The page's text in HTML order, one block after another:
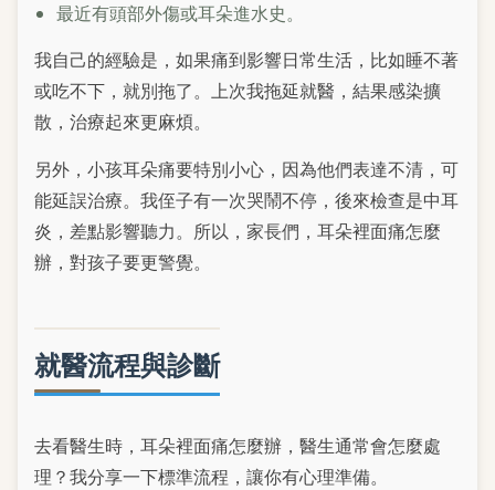
最近有頭部外傷或耳朵進水史。
我自己的經驗是，如果痛到影響日常生活，比如睡不著
或吃不下，就別拖了。上次我拖延就醫，結果感染擴
散，治療起來更麻煩。
另外，小孩耳朵痛要特別小心，因為他們表達不清，可
能延誤治療。我侄子有一次哭鬧不停，後來檢查是中耳
炎，差點影響聽力。所以，家長們，耳朵裡面痛怎麼
辦，對孩子要更警覺。
就醫流程與診斷
去看醫生時，耳朵裡面痛怎麼辦，醫生通常會怎麼處
理？我分享一下標準流程，讓你有心理準備。